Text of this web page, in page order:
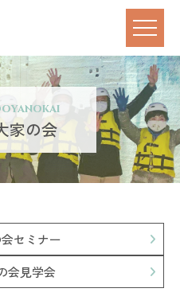
家の会
セミナー
会見学会